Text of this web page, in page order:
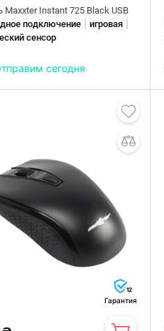
Instant 725 Black USB
подключение |игровая
сенсор
сегодня
12
Гарантия